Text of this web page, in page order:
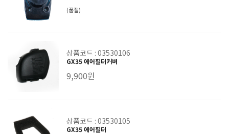
(품절)
상품코드 : 03530106
GX35 에어필터커버
9,900원
상품코드 : 03530105
GX35 에어필터